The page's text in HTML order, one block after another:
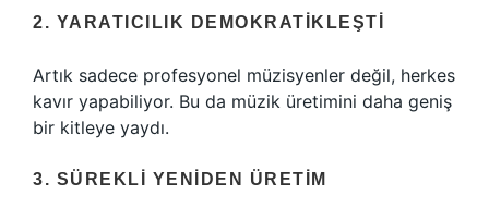
2. YARATICILIK DEMOKRATIKLEŞTI
Artık sadece profesyonel müzisyenler değil, herkes
kavır yapabiliyor. Bu da müzik üretimini daha geniş
bir kitleye yaydı.
3. SÜREKLI YENIDEN ÜRETIM